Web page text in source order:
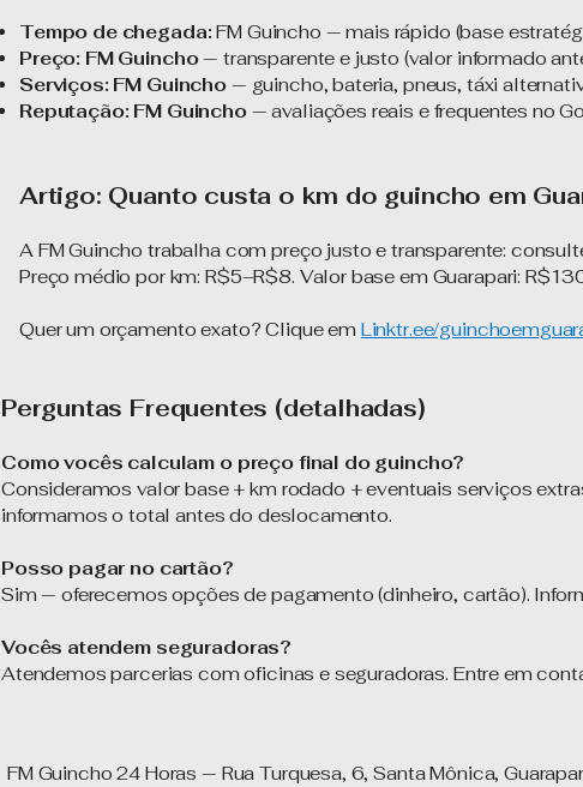
Tempo de chegada:FM Guincho — mais rápido (base
Preço: FM Guincho— transparente e justo (valor informado
Serviços: FM Guincho — guincho, bateria, pneus, táxi
Reputação: FM Guincho— avaliações reais e frequentes no
Artigo: Quanto custa o km do guincho em
A FM Guincho trabalha com preço justo e transparente:
Preço médio por km: R$5–R$8. Valor base em Guarapari:
Quer um orçamento exato? Clique em Linktr.ee/
Perguntas Frequentes (detalhadas)
Como vocês calculam o preço final do guincho?
Consideramos valor base + km rodado + eventuais serviços
informamos o total antes do deslocamento.
Posso pagar no cartão?
Sim — oferecemos opções de pagamento (dinheiro, cartão).
Vocês atendem seguradoras?
Atendemos parcerias com oficinas e seguradoras. Entre em
FM Guincho 24 Horas — Rua Turquesa, 6, Santa Mônica,